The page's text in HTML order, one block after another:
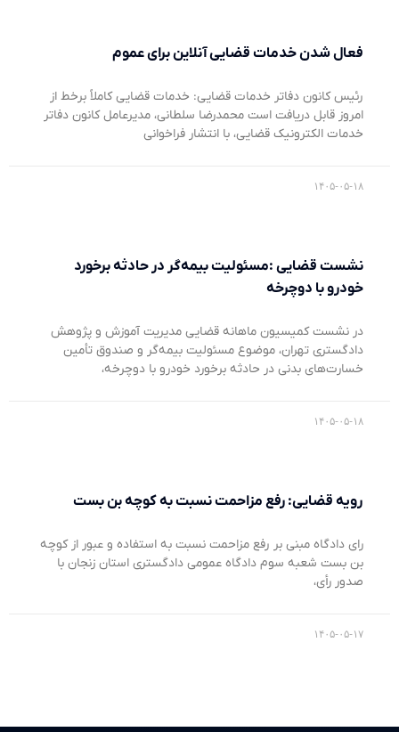
فعال شدن خدمات قضایی آنلاین برای عموم
رئیس کانون دفاتر خدمات قضایی: خدمات قضایی کاملاً برخط از
امروز قابل دریافت است محمدرضا سلطانی، مدیرعامل کانون دفاتر
خدمات الکترونیک قضایی، با انتشار فراخوانی
۱۴۰۵-۰۵-۱۸
نشست قضایی :مسئولیت بیمه‌گر در حادثه برخورد
خودرو با دوچرخه
در نشست کمیسیون ماهانه قضایی مدیریت آموزش و پژوهش
دادگستری تهران، موضوع مسئولیت بیمه‌گر و صندوق تأمین
خسارت‌های بدنی در حادثه برخورد خودرو با دوچرخه،
۱۴۰۵-۰۵-۱۸
رویه قضایی: رفع مزاحمت نسبت به کوچه بن بست
رای دادگاه مبنی بر رفع مزاحمت نسبت به استفاده و عبور از کوچه
بن بست شعبه سوم دادگاه عمومی دادگستری استان زنجان با
صدور رأی،
۱۴۰۵-۰۵-۱۷